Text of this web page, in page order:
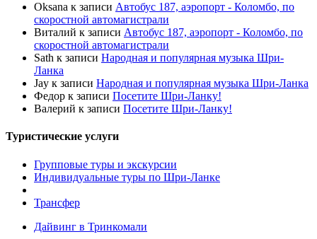
Oksana к записи Автобус 187, аэропорт - Коломбо, по
скоростной автомагистрали
Виталий к записи Автобус 187, аэропорт - Коломбо, по
скоростной автомагистрали
Sath к записи Народная и популярная музыка Шри-
Ланка
Jay к записи Народная и популярная музыка Шри-Ланка
Федор к записи Посетите Шри-Ланку!
Валерий к записи Посетите Шри-Ланку!
Туристические услуги
Групповые туры и экскурсии
Индивидуальные туры по Шри-Ланке
Трансфер
Дайвинг в Тринкомали